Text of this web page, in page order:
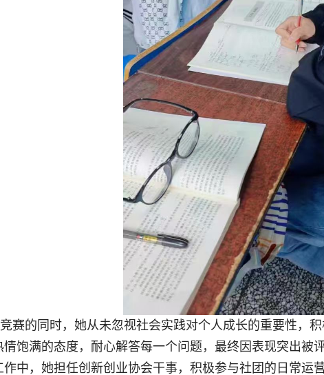
赛的同时，她从未忽视社会实践对个人成长的重要性，
饱满的态度，耐心解答每一个问题，最终因表现突出
中，她担任创新创业协会干事，积极参与社团的日常